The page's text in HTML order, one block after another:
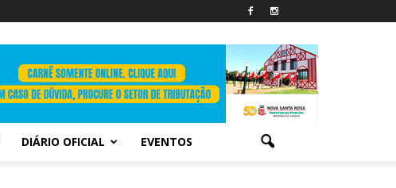
DIÁRIO OFICIAL EVENTOS